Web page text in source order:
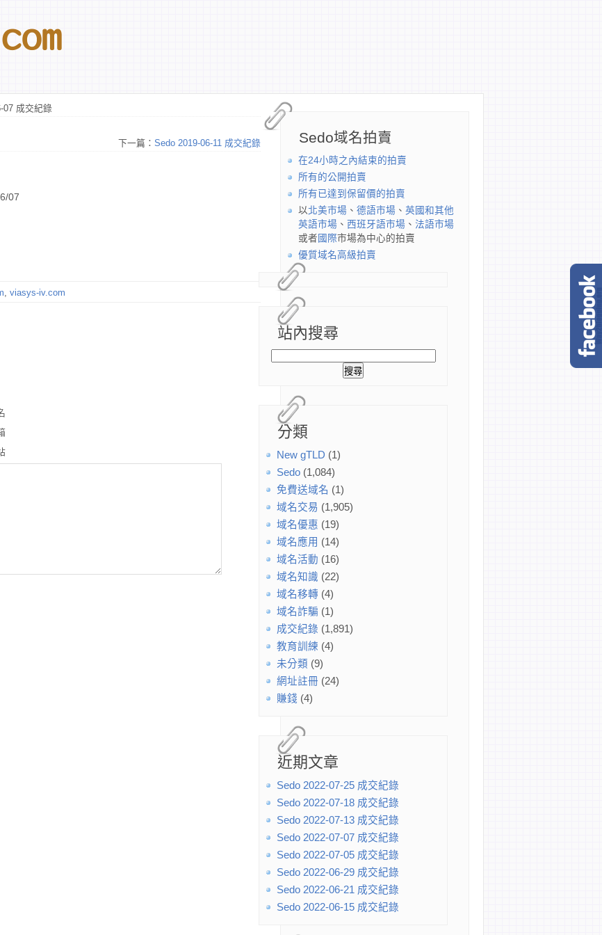
Sedo域名拍賣
在24小時之內結束的拍賣
所有的公開拍賣
所有已達到保留價的拍賣
以北美市場 、 德語市場 、 英國和其他
英語市場 、 西班牙語市場 、 法語市場
或者 國際市場為中心的拍賣
優質域名高級拍賣
站內搜尋
分類
New gTLD (1)
Sedo (1,084)
免費送域名 (1)
域名交易 (1,905)
域名優惠 (19)
域名應用 (14)
域名活動 (16)
域名知識 (22)
域名移轉 (4)
域名詐騙 (1)
成交紀錄 (1,891)
教育訓練 (4)
未分類 (9)
網址註冊 (24)
賺錢 (4)
近期文章
Sedo 2022-07-25 成交紀錄
Sedo 2022-07-18 成交紀錄
Sedo 2022-07-13 成交紀錄
Sedo 2022-07-07 成交紀錄
Sedo 2022-07-05 成交紀錄
Sedo 2022-06-29 成交紀錄
Sedo 2022-06-21 成交紀錄
Sedo 2022-06-15 成交紀錄
07 成交紀錄
下一篇： Sedo 2019-06-11 成交紀錄
07
, viasys-iv.com